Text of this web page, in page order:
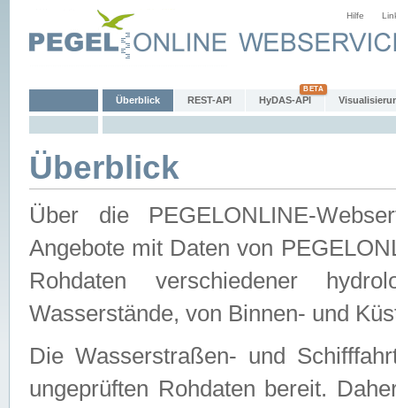
Hilfe
Überblick REST-API HyDAS-API
Überblick
Über die PEGELONLINE-
Angebote mit Daten von
Rohdaten verschiedener
Wasserstände, von Binnen- und
Die Wasserstraßen- und
ungeprüften Rohdaten bereit.